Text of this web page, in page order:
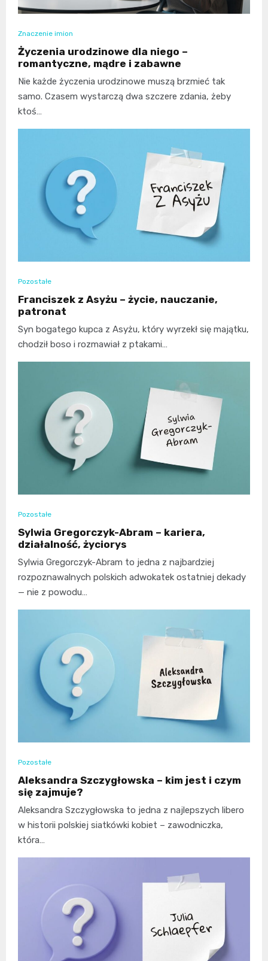
Znaczenie imion
Życzenia urodzinowe dla niego –
romantyczne, mądre i zabawne
Nie każde życzenia urodzinowe muszą brzmieć tak
samo. Czasem wystarczą dwa szczere zdania, żeby
ktoś…
Pozostałe
Franciszek z Asyżu – życie, nauczanie,
patronat
Syn bogatego kupca z Asyżu, który wyrzekł się majątku,
chodził boso i rozmawiał z ptakami…
Pozostałe
Sylwia Gregorczyk-Abram – kariera,
działalność, życiorys
Sylwia Gregorczyk-Abram to jedna z najbardziej
rozpoznawalnych polskich adwokatek ostatniej dekady
— nie z powodu…
Pozostałe
Aleksandra Szczygłowska – kim jest i czym
się zajmuje?
Aleksandra Szczygłowska to jedna z najlepszych libero
w historii polskiej siatkówki kobiet – zawodniczka,
która…